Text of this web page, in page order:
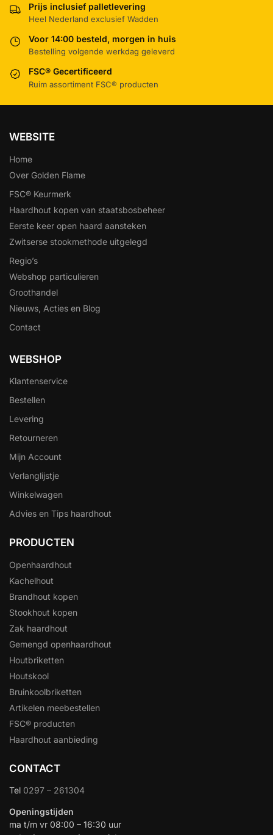
Prijs inclusief palletlevering
Heel Nederland exclusief Wadden
Voor 14:00 besteld, morgen in huis
Bestelling volgende werkdag geleverd
FSC® Gecertificeerd
Ruim assortiment FSC® producten
WEBSITE
Home
Over Golden Flame
FSC® Keurmerk
Haardhout kopen van staatsbosbeheer
Eerste keer open haard aansteken
Zwitserse stookmethode uitgelegd
Regio’s
Webshop particulieren
Groothandel
Nieuws, Acties en Blog
Contact
WEBSHOP
Klantenservice
Bestellen
Levering
Retourneren
Mijn Account
Verlanglijstje
Winkelwagen
Advies en Tips haardhout
PRODUCTEN
Openhaardhout
Kachelhout
Brandhout kopen
Stookhout kopen
Zak haardhout
Gemengd openhaardhout
Houtbriketten
Houtskool
Bruinkoolbriketten
Artikelen meebestellen
FSC® producten
Haardhout aanbieding
CONTACT
Tel 0297 – 261304
Openingstijden
ma t/m vr 08:00 – 16:30 uur